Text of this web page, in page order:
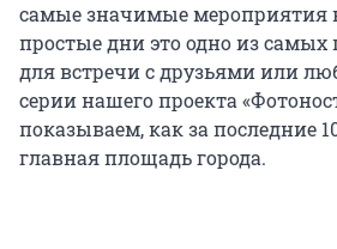
самые значимые мероприятия
простые дни это одно из
для встречи с друзьями или
серии нашего проекта
показываем, как за последние
главная площадь города.